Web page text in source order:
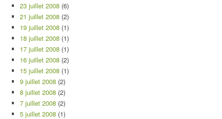
23 juillet 2008 (6)
21 juillet 2008 (2)
19 juillet 2008 (1)
18 juillet 2008 (1)
17 juillet 2008 (1)
16 juillet 2008 (2)
15 juillet 2008 (1)
9 juillet 2008 (2)
8 juillet 2008 (2)
7 juillet 2008 (2)
5 juillet 2008 (1)